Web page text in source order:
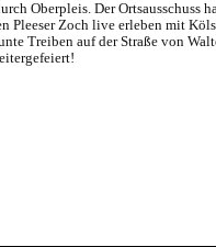
Oberpleis. Der Ortsausschuss
Pleeser Zoch live erleben mit
Treiben auf der Straße von